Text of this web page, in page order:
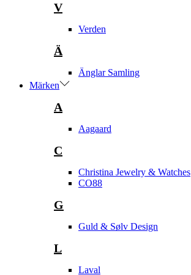
V
Verden
Ä
Änglar Samling
Märken
A
Aagaard
C
Christina Jewelry & Watches
CO88
G
Guld & Sølv Design
L
Laval